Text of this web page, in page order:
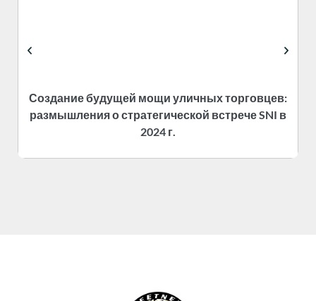
Создание будущей мощи уличных торговцев:
размышления о стратегической встрече SNI в
2024 г.